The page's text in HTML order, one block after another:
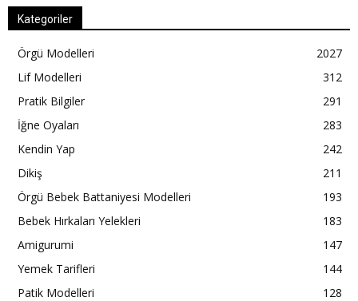
Kategoriler
Örgü Modelleri
2027
Lif Modelleri
312
Pratik Bilgiler
291
İğne Oyaları
283
Kendin Yap
242
Dikiş
211
Örgü Bebek Battaniyesi Modelleri
193
Bebek Hırkaları Yelekleri
183
Amigurumi
147
Yemek Tarifleri
144
Patik Modelleri
128